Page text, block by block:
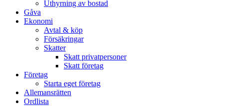
Uthyrning av bostad
Gåva
Ekonomi
Avtal & köp
Försäkringar
Skatter
Skatt privatpersoner
Skatt företag
Företag
Starta eget företag
Allemansrätten
Ordlista